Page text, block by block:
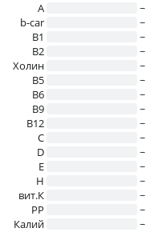
A
~
b-car
~
В1
~
B2
~
Холин
~
B5
~
B6
~
B9
~
B12
~
C
~
D
~
E
~
H
~
вит.К
~
PP
~
Калий
~